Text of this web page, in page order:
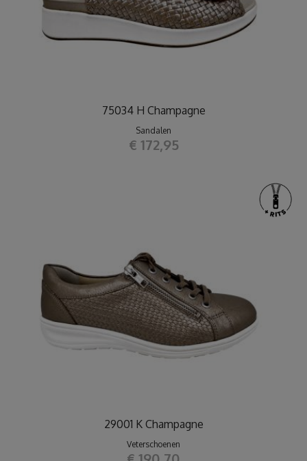
75034 H Champagne
Sandalen
€ 172,95
29001 K Champagne
Veterschoenen